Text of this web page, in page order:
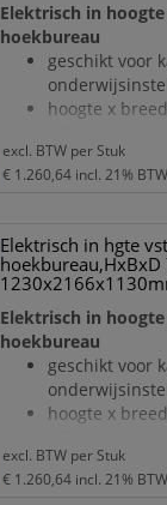
geluidsniveau
T-
slag- en
in antraciet
elektromotoren
hefs
Elektrisch in
hoekbureau
geschikt voor
hoogte x
blad van hout
bladdikte 25
geluidsniveau
T-
slag- en
in wit
elektromotoren
hefsnelheid
rand ABS-
excl. BTW per Stuk
€ 1.260,64 incl. 21% BTW
Elektrisch in hgte
hoekbureau,HxBxD
Elektrisch in
hoekbureau
geschikt voor
hoogte x
blad van hout
excl. BTW per Stuk
€ 1.260,64 incl. 21% BTW